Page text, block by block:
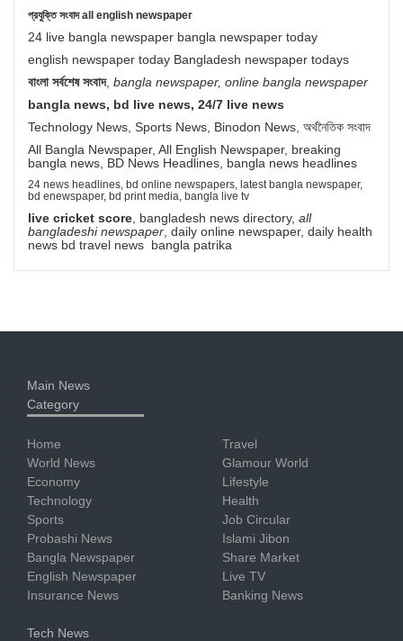
প্রযুক্তি সংবাদ all english newspaper
24 live bangla newspaper bangla newspaper today
english newspaper today Bangladesh newspaper todays
বাংলা সর্বশেষ সংবাদ, bangla newspaper, online bangla newspaper
bangla news, bd live news, 24/7 live news
Technology News, Sports News, Binodon News, অর্থনৈতিক সংবাদ
All Bangla Newspaper, All English Newspaper, breaking
bangla news, BD News Headlines, bangla news headlines
24 news headlines, bd online newspapers, latest bangla newspaper,
bd enewspaper, bd print media, bangla live tv
live cricket score , bangladesh news directory, all
bangladeshi newspaper , daily online newspaper, daily health
news bd travel news bangla patrika
Main News
Category
Home
World News
Economy
Technology
Sports
Probashi News
Bangla Newspaper
English Newspaper
Insurance News
Travel
Glamour World
Lifestyle
Health
Job Circular
Islami Jibon
Share Market
Live TV
Banking News
Tech News